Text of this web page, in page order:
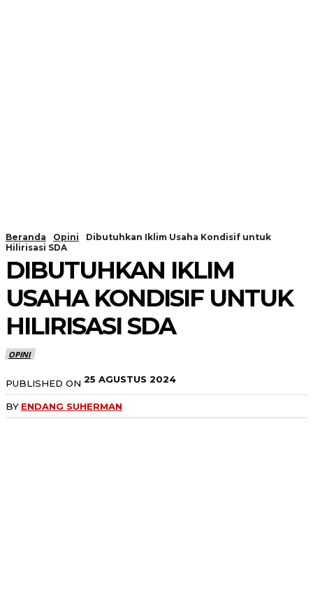
Beranda Opini
Dibutuhkan Iklim Usaha Kondisif untuk
Hilirisasi SDA
DIBUTUHKAN IKLIM
USAHA KONDISIF UNTUK
HILIRISASI SDA
OPINI
PUBLISHED ON 25 AGUSTUS 2024
BY ENDANG SUHERMAN